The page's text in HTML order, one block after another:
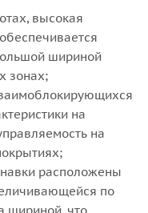
высокая
шириной
зонах;
на
на
расположены
по